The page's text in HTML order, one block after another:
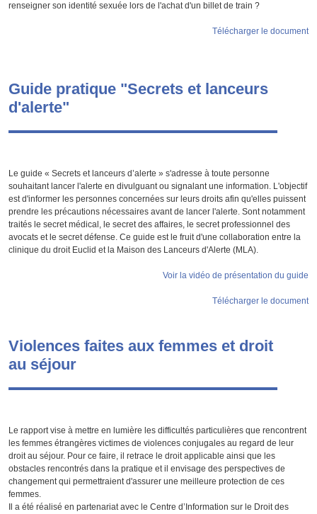
renseigner son identité sexuée lors de l'achat d'un billet de train ?
Télécharger le document
Guide pratique "Secrets et lanceurs
d'alerte"
Le guide « Secrets et lanceurs d’alerte » s'adresse à toute personne
souhaitant lancer l'alerte en divulguant ou signalant une information. L'objectif
est d'informer les personnes concernées sur leurs droits afin qu'elles puissent
prendre les précautions nécessaires avant de lancer l'alerte. Sont notamment
traités le secret médical, le secret des affaires, le secret professionnel des
avocats et le secret défense. Ce guide est le fruit d'une collaboration entre la
clinique du droit Euclid et la Maison des Lanceurs d'Alerte (MLA).
Voir la vidéo de présentation du guide
Télécharger le document
Violences faites aux femmes et droit
au séjour
Le rapport vise à mettre en lumière les difficultés particulières que rencontrent
les femmes étrangères victimes de violences conjugales au regard de leur
droit au séjour. Pour ce faire, il retrace le droit applicable ainsi que les
obstacles rencontrés dans la pratique et il envisage des perspectives de
changement qui permettraient d'assurer une meilleure protection de ces
femmes.
Il a été réalisé en partenariat avec le Centre d’Information sur le Droit des